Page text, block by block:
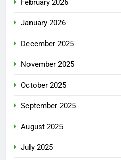
February 2026
January 2026
December 2025
November 2025
October 2025
September 2025
August 2025
July 2025